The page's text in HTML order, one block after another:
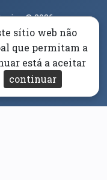
© 2026
(abre em nova janela)
(abre em nova janela)
sítio web não
que permitam a
está a aceitar
continuar